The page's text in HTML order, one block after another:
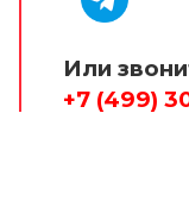
Или
+7 (499)